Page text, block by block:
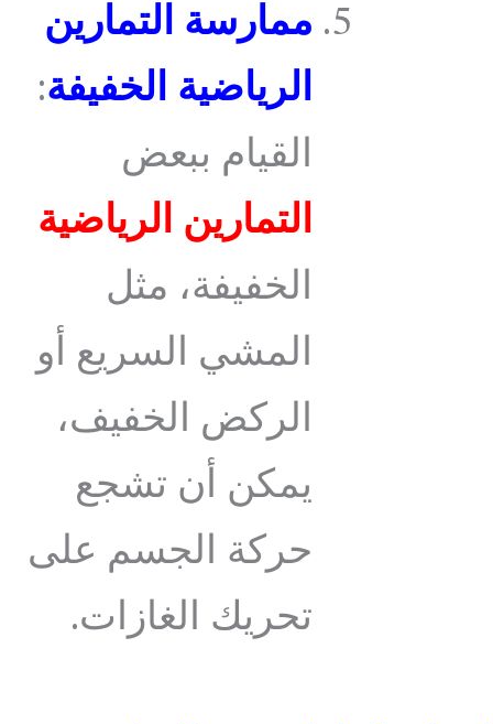
ممارسة التمارين
الرياضية الخفيفة:
القيام ببعض
التمارين الرياضية
الخفيفة، مثل
المشي السريع أو
الركض الخفيف،
يمكن أن تشجع
حركة الجسم على
تحريك الغازات.